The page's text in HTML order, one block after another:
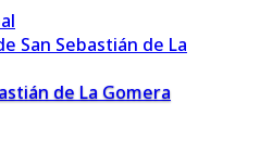
de La Gomera